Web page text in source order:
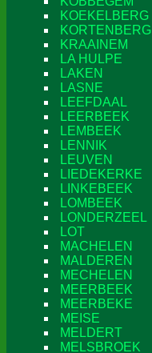
KOEKELBERG
KORTENBERG
KRAAINEM
LA HULPE
LAKEN
LASNE
LEEFDAAL
LEERBEEK
LEMBEEK
LENNIK
LEUVEN
LIEDEKERKE
LINKEBEEK
LOMBEEK
LONDERZEEL
LOT
MACHELEN
MALDEREN
MECHELEN
MEERBEEK
MEERBEKE
MEISE
MELDERT
MELSBROEK